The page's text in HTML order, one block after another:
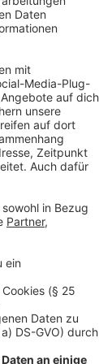
Bäume für
in
für